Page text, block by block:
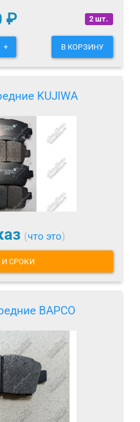
2 шт.
₽
+ В КОРЗИНУ
KUJIWA
(что это)
СРОКИ
BAPCO